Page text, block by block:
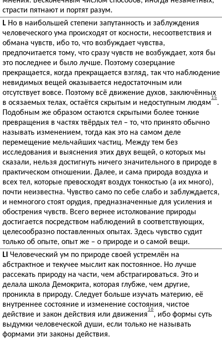
страсти пятнают и портят разум.
L Но в наибольшей степени запутанность и заблуждения
человеческого ума происходят от косности, несоответствия и
обмана чувств, ибо то, что возбуждает чувства,
предпочитается тому, что сразу чувств не возбуждает, хотя бы
это последнее и было лучше. Поэтому созерцание
прекращается, когда прекращается взгляд, так что наблюдение
невидимых вещей оказывается недостаточным или
отсутствует вовсе. Поэтому всё движение духов, заключённых
в осязаемых телах, остаётся скрытым и недоступным людям
15
.
Подобным же образом остаются скрытыми более тонкие
превращения в частях твёрдых тел – то, что принято обычно
называть изменением, тогда как это на самом деле
перемещение мельчайших частиц. Между тем без
исследования и выяснения этих двух вещей, о которых мы
сказали, нельзя достигнуть ничего значительного в природе в
практическом отношении. Далее, и сама природа воздуха и
всех тел, которые превосходят воздух тонкостью (а их много),
почти неизвестна. Чувство само по себе слабо и заблуждается,
и немногого стоят орудия, предназначенные для усиления и
обострения чувств. Всего вернее истолкование природы
достигается посредством наблюдений в соответствующих,
целесообразно поставленных опытах. Здесь чувство судит
только об опыте, опыт же – о природе и о самой вещи.
LI Человеческий ум по природе своей устремлён на
абстрактное и текучее мыслит как постоянное. Но лучше
рассекать природу на части, чем абстрагироваться. Это и
делала школа Демокрита, которая глубже, чем другие,
проникла в природу. Следует больше изучать материю, её
внутреннее состояние и изменение состояния, чистое
действие и закон действия или движения
16
, ибо формы суть
выдумки человеческой души, если только не называть
формами эти законы действия.